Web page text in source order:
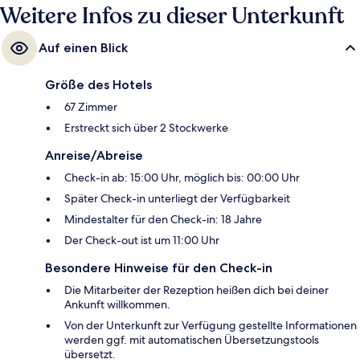
Weitere Infos zu dieser Unterkunft
Auf einen Blick
Größe des Hotels
67 Zimmer
Erstreckt sich über 2 Stockwerke
Anreise/Abreise
Check-in ab: 15:00 Uhr, möglich bis: 00:00 Uhr
Später Check-in unterliegt der Verfügbarkeit
Mindestalter für den Check-in: 18 Jahre
Der Check-out ist um 11:00 Uhr
Besondere Hinweise für den Check-in
Die Mitarbeiter der Rezeption heißen dich bei deiner
Ankunft willkommen.
Von der Unterkunft zur Verfügung gestellte Informationen
werden ggf. mit automatischen Übersetzungstools
übersetzt.